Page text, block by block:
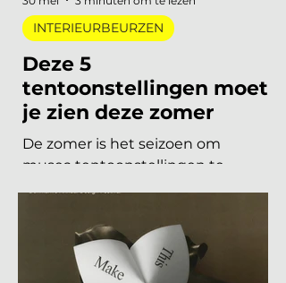
Deze 5
tentoonstellingen moet
je zien deze zomer
herontdekken. Niet als
verplichting, maar als keuze. Want
dit jaar is het aanbod ronduit sterk:
INTERIEURBEURZEN
30 mei 3 minuten om te lezen